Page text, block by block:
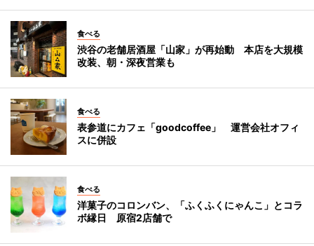
食べる
渋谷の老舗居酒屋「山家」が再始動 本店を大規模
改装、朝・深夜営業も
食べる
表参道にカフェ「goodcoffee」 運営会社オフィ
スに併設
食べる
洋菓子のコロンバン、「ふくふくにゃんこ」とコラ
ボ縁日 原宿2店舗で